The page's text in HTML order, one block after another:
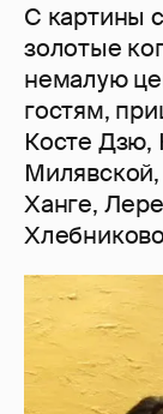
С картины
золотые
немалую
гостям,
Косте Дзю,
Ханге,